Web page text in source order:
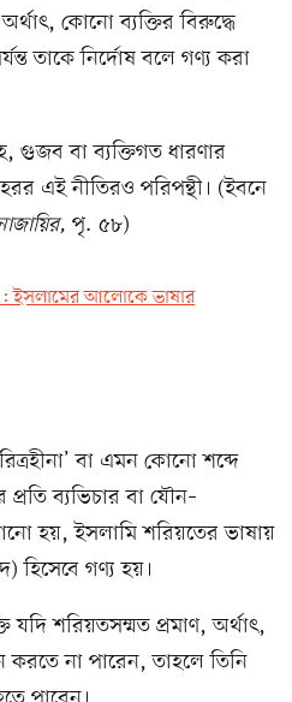
কোনো ব্যক্তির বিরুদ্ধে
তাকে নির্দোষ বলে গণ্য করা
গুজব বা ব্যক্তিগত ধারণার
এই নীতিরও পরিপন্থী। (ইবনে
পৃ. ৫৮)
ইসলামের আলোকে ভাষার
বা এমন কোনো শব্দে
প্রতি ব্যভিচার বা যৌন–
হয়, ইসলামি শরিয়তের ভাষায়
হিসেবে গণ্য হয়।
শরিয়তসম্মত প্রমাণ, অর্থাৎ,
করতে না পারেন, তাহলে তিনি